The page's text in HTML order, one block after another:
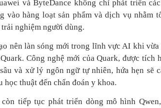
và ByteDance không chỉ phát triển
vào hàng loạt sản phẩm và dịch vụ nhằm
nghiệm người dùng.
nên làn sóng mới trong lĩnh vực AI khi vừa
Công nghệ mới của Quark, được tích
và xử lý ngôn ngữ tự nhiên, hứa hẹn sẽ
học thuật đến chẩn đoán y khoa.
tiếp tục phát triển dòng mô hình